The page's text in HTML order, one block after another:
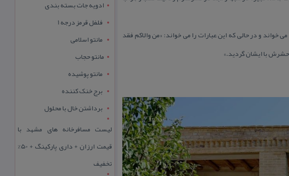
خواند و در حالی كه این عبارات را می خواند: «من والاكم فقد
حشرش با ایشان گردید.»
ادویه جات بسته بندی
فلفل قرمز درجه 1
مانتو اسلامی
مانتو حجاب
مانتو پوشیده
برج خنک کننده
برداشتن خال با محلول
لیست مسافرخانه های مشهد با
قیمت ارزان + داری پارکینگ + 50%
تخفیف